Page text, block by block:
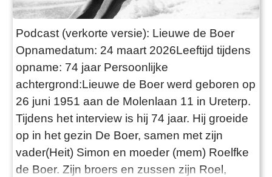
Podcast (verkorte versie): Lieuwe de Boer
Opnamedatum: 24 maart 2026Leeftijd tijdens
opname: 74 jaar Persoonlijke
achtergrond:Lieuwe de Boer werd geboren op
26 juni 1951 aan de Molenlaan 11 in Ureterp.
Tijdens het interview is hij 74 jaar. Hij groeide
op in het gezin De Boer, samen met zijn
vader(Heit) Simon en moeder (mem) Roelfke
de Boer. Zijn broers en zussen zijn Roel,